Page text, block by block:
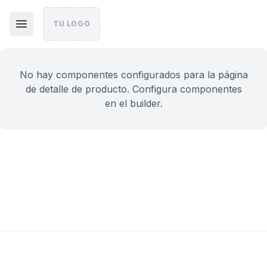
TU LOGO
No hay componentes configurados para la página
de detalle de producto. Configura componentes
en el builder.